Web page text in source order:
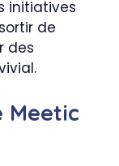
initiatives
de
des
Meetic